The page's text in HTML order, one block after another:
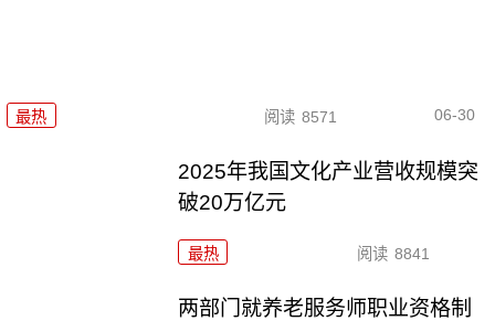
最热 阅读 8571 06-30
2025年我国文化产业营收规模突
破20万亿元
最热 阅读 8841
两部门就养老服务师职业资格制